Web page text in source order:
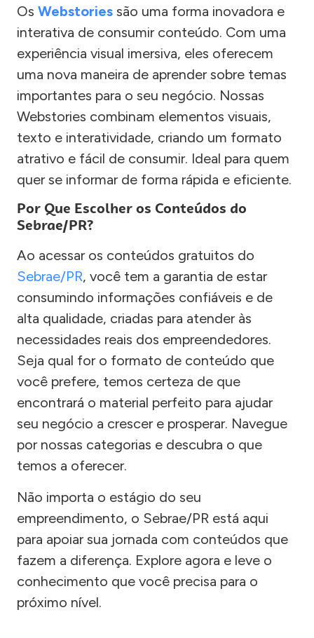
Os Webstories são uma forma inovadora e
interativa de consumir conteúdo. Com uma
experiência visual imersiva, eles oferecem
uma nova maneira de aprender sobre temas
importantes para o seu negócio. Nossas
Webstories combinam elementos visuais,
texto e interatividade, criando um formato
atrativo e fácil de consumir. Ideal para quem
quer se informar de forma rápida e eficiente.
Por Que Escolher os Conteúdos do
Sebrae/PR?
Ao acessar os conteúdos gratuitos do
Sebrae/PR, você tem a garantia de estar
consumindo informações confiáveis e de
alta qualidade, criadas para atender às
necessidades reais dos empreendedores.
Seja qual for o formato de conteúdo que
você prefere, temos certeza de que
encontrará o material perfeito para ajudar
seu negócio a crescer e prosperar. Navegue
por nossas categorias e descubra o que
temos a oferecer.
Não importa o estágio do seu
empreendimento, o Sebrae/PR está aqui
para apoiar sua jornada com conteúdos que
fazem a diferença. Explore agora e leve o
conhecimento que você precisa para o
próximo nível.